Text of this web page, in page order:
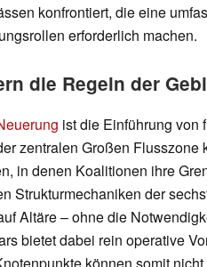
konfrontiert, die eine
erforderlich machen.
die Regeln der
ist die Einführung von
zentralen Großen Flusszone
in denen Koalitionen ihre
Strukturmechaniken der
Altäre – ohne die
bietet dabei rein operative